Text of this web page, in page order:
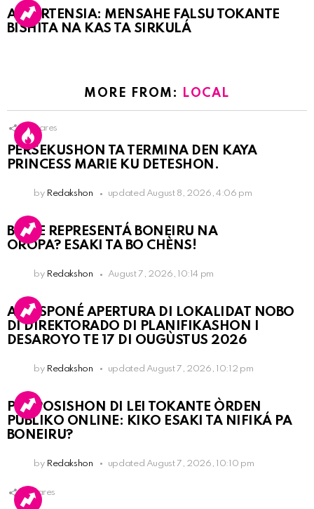
ATVERTENSIA: MENSAHE FALSU TOKANTE
BISHITA NA KAS TA SIRKULÁ
MORE FROM: LOCAL
Shares
PERSEKUSHON TA TERMINA DEN KAYA
PRINCESS MARIE KU DETESHON.
by Redakshon updated August 8, 2026, 4:06 pm
BO KE REPRESENTÁ BONEIRU NA
OROPA? ESAKI TA BO CHÈNS!
by Redakshon August 7, 2026, 10:14 pm
A POSPONÉ APERTURA DI LOKALIDAT NOBO
DI DIREKTORADO DI PLANIFIKASHON I
DESAROYO TE 17 DI OUGÙSTUS 2026
by Redakshon updated August 7, 2026, 10:12 pm
PROPOSISHON DI LEI TOKANTE ÒRDEN
PÚBLIKO ONLINE: KIKO ESAKI TA NIFIKÁ PA
BONEIRU?
by Redakshon updated August 7, 2026, 10:10 pm
Shares